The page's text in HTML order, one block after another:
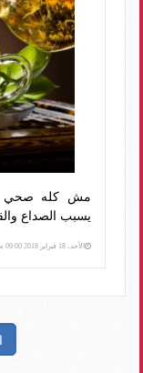
مش كله صحي
يسبب الصداع
الأحد، 18 فبراير 2018 09:00 ص